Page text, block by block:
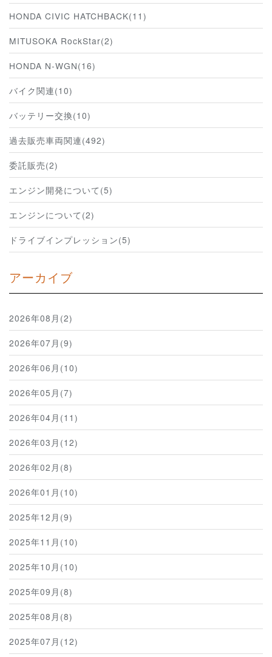
HONDA CIVIC HATCHBACK(11)
MITUSOKA RockStar(2)
HONDA N-WGN(16)
バイク関連(10)
バッテリー交換(10)
過去販売車両関連(492)
委託販売(2)
エンジン開発について(5)
エンジンについて(2)
ドライブインプレッション(5)
アーカイブ
2026年08月(2)
2026年07月(9)
2026年06月(10)
2026年05月(7)
2026年04月(11)
2026年03月(12)
2026年02月(8)
2026年01月(10)
2025年12月(9)
2025年11月(10)
2025年10月(10)
2025年09月(8)
2025年08月(8)
2025年07月(12)